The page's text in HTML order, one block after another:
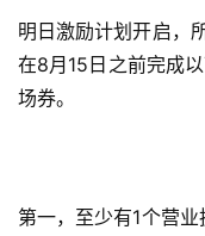
明日激励计划开启，
在8月15日之前完成
场券。
第一，至少有1个营